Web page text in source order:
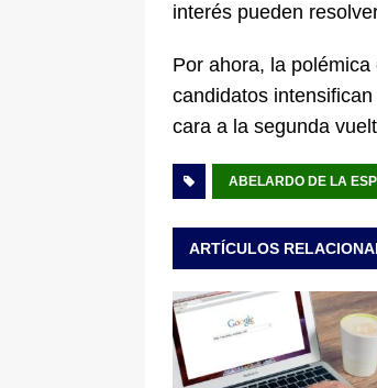
interés pueden
Por ahora, la
candidatos
cara a la segunda
ABELARDO DE LA
ARTÍCULOS